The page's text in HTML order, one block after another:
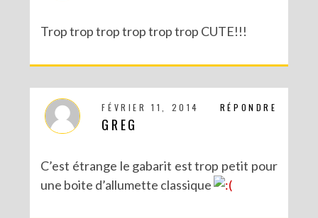
Trop trop trop trop trop trop CUTE!!!
RÉPONDRE
FÉVRIER 11, 2014
GREG
C’est étrange le gabarit est trop petit pour
une boite d’allumette classique